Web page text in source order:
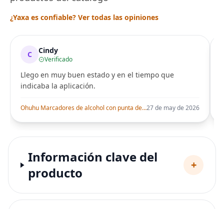
¿Yaxa es confiable? Ver todas las opiniones
C Cindy
Verificado
Llego en muy buen estado y en el tiempo que
indicaba la aplicación.
Ohuhu Marcadores de alcohol con punta de pincel – Juego de marcadores artísticos de doble punta con certificación AP para artistas adultos27 de may de 2026
Información clave del
producto
+